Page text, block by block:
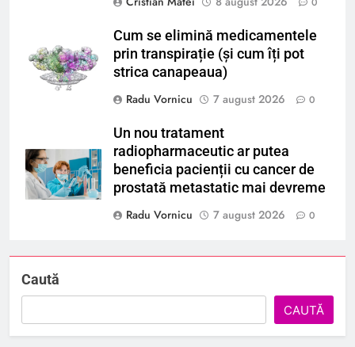
Cum se elimină medicamentele
prin transpirație (și cum îți pot
strica canapeaua)
Radu Vornicu
7 august 2026 0
Un nou tratament
radiopharmaceutic ar putea
beneficia pacienții cu cancer de
prostată metastatic mai devreme
Radu Vornicu
7 august 2026 0
Caută
CAUTĂ